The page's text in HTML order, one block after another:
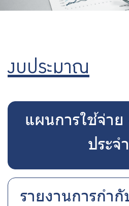
รายงานผลการดำเนินงาน
จัดซื้อจัดจ้าง
บริการเจ้าหน้าที่ส่วนราชการ
งบประมาณ
แผนการใช้จ่า
ประจ
รายงานการกำ